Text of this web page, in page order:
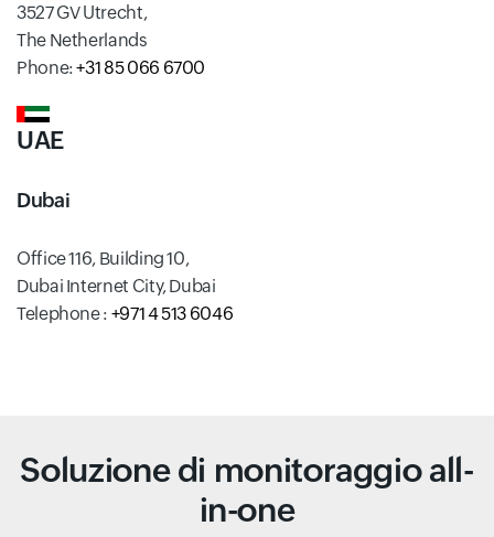
3527 GV Utrecht,
The Netherlands
Phone:+31 85 066 6700
UAE
Dubai
Office 116, Building 10,
Dubai Internet City, Dubai
Telephone : +971 4 513 6046
Soluzione di monitoraggio all-
in-one